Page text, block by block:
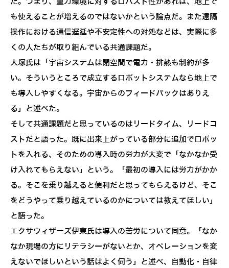
も使えることが増えるのではないかという論点だ。また遠隔
操作における通信遅延や不安定性への対処などは、実際に多
くの人たちが取り組んでいる共通課題だ。
大塚氏は「宇宙システムは閉空間で電力・排熱も制約が多
い。そういうところで成立するロボットシステムなら地上で
も導入しやすくなる。宇宙からのフィードバックはありえ
る」と述べた。
そして共通課題だと思っているのはリードタイム、リードコ
ストだと語った。既に出来上がっている部分に追加でロボッ
トを入れる、そのための導入時の労力が大変で「なかなか受
け入れてもらえない」という。「最初の導入には労力がかか
る。そこを乗り越えると便利だと思ってもらえるけど、そこ
をどうやって乗り越えているのかについては教えてほしい」
と語った。
エクサウィザーズ伊東氏は導入の苦労について同意。「なか
なか現場の方にリテラシーがないとか、オペレーションを変
えないでほしいという話はよく伺う」と述べ、自動化・自律